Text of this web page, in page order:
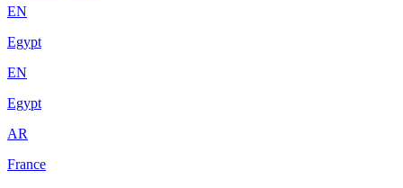
EN
Egypt
EN
Egypt
AR
France